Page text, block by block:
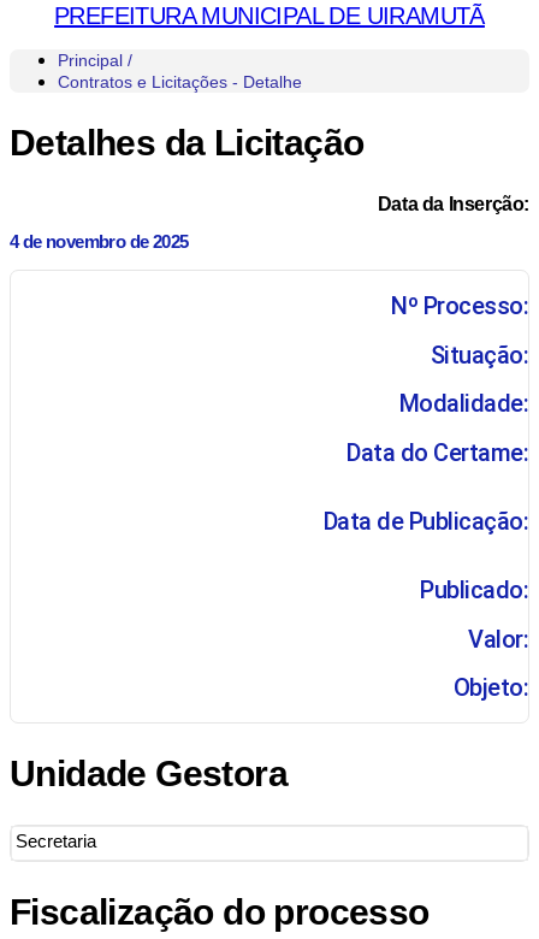
PREFEITURA MUNICIPAL DE UIRAMUTÃ
Principal /
Contratos e Licitações - Detalhe
Detalhes da Licitação
Data da Inserção:
4 de novembro de 2025
Nº Processo:
Situação:
Modalidade:
Data do Certame:
Data de Publicação:
Publicado:
Valor:
Objeto:
Unidade Gestora
Secretaria
Fiscalização do processo